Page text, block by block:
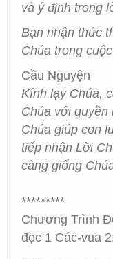
và ý định trong
Bạn nhận thức
Chúa trong
Cầu Nguyện
Kính lạy Chúa,
Chúa với quyền
Chúa giúp con
tiếp nhận Lời
càng giống
*********
Chương Trình
đọc 1 Các-vua